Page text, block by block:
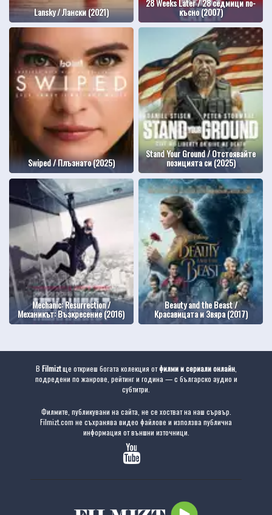
Lansky / Лански (2021)
28 Weeks Later / 28 седмици по-
късно (2007)
Swiped / Плъзнато (2025)
Stand Your Ground / Отстоявайте
позицията си (2025)
Mechanic: Resurrection /
Механикът: Възкресение (2016)
Beauty and the Beast /
Красавицата и Звяра (2017)
В Filmiztще откриеш богата колекция отфилми и сериали онлайн,
подредени по жанрове, рейтинг и година — с българско аудио и
субтитри.
Филмите, публикувани на сайта, не се хостват на наш сървър.
Filmizt.com не съхранява видео файлове и използва публична
информация от външни източници.